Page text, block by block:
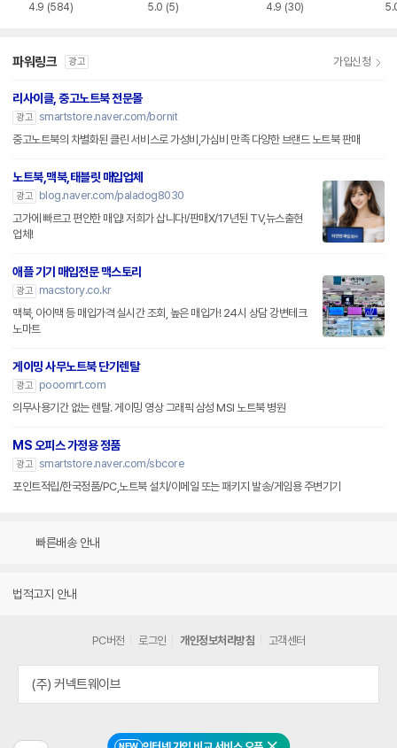
NEW
4.9 (584) 5.0 (5) 4.9 (30)
파워링크 광고 가입신청
리사이클, 중고노트북 전문몰
광고 smartstore.naver.com/bornit
중고노트북의 차별화된 클린 서비스로 가성비,가심비 만족 다양한 브랜드 노트북 판매
노트북,맥북,태블릿 매입업체
광고
blog.naver.com/paladog8030
고가에 빠르고 편안한 매입! 저희가 삽니다!/판매X/17년된 TV,뉴스출현
업체!
애플 기기 매입전문 맥스토리
광고
macstory.co.kr
맥북, 아이맥 등 매입가격 실시간 조회, 높은 매입가! 24시 상담 강변테크
노마트
게이밍 사무노트북 단기렌탈
광고
pooomrt.com
의무사용기간 없는 렌탈. 게이밍 영상 그래픽 삼성 MSI 노트북 병원
MS 오피스 가정용 정품
광고 smartstore.naver.com/sbcore
포인트적립/한국정품/PC,노트북 설치/이메일 또는 패키지 발송/게임용 주변기기
빠른배송 안내
법적고지 안내
PC버전 로그인 개인정보처리방침 고객센터
(주) 커넥트웨이브